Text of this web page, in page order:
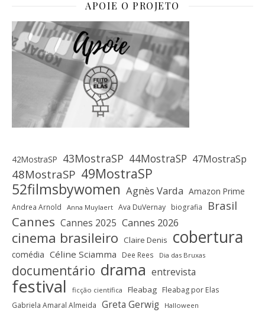
APOIE O PROJETO
42MostraSP 43MostraSP 44MostraSP 47MostraSp
48MostraSP 49MostraSP
52filmsbywomen Agnès Varda Amazon Prime
Andrea Arnold Anna Muylaert Ava DuVernay biografia Brasil
Cannes Cannes 2025 Cannes 2026
cinema brasileiro Claire Denis cobertura
comédia Céline Sciamma Dee Rees Dia das Bruxas
documentário drama entrevista
festival ficção científica Fleabag Fleabag por Elas
Gabriela Amaral Almeida Greta Gerwig Halloween